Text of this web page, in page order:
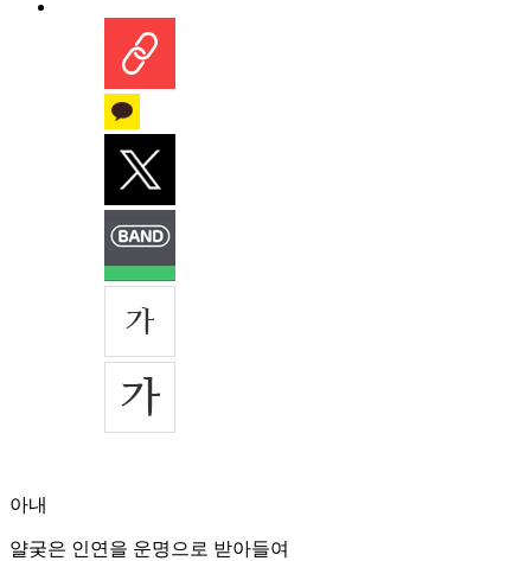
아내
얄궂은 인연을 운명으로 받아들여